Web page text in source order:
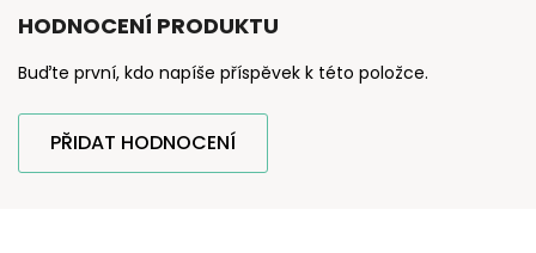
HODNOCENÍ PRODUKTU
Buďte první, kdo napíše příspěvek k této položce.
PŘIDAT HODNOCENÍ